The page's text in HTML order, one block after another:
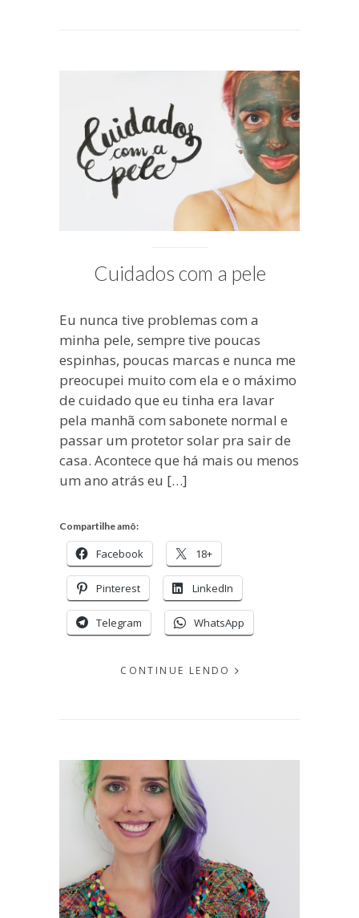
Cuidados com a pele
Eu nunca tive problemas com a
minha pele, sempre tive poucas
espinhas, poucas marcas e nunca me
preocupei muito com ela e o máximo
de cuidado que eu tinha era lavar
pela manhã com sabonete normal e
passar um protetor solar pra sair de
casa. Acontece que há mais ou menos
um ano atrás eu […]
Compartilhe amô:
Facebook 18+
Pinterest LinkedIn
Telegram WhatsApp
CONTINUE LENDO
PUBLICADO
POR
MICHELLI